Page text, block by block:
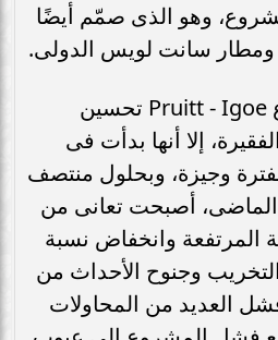
وهو الذى صمّم أيضًا
ومطار سانت لويس الدولى.
وقد استهدف مشروع Pruitt - Igoe تحسين
إلا أنها بدأت فى
بفترة وجيزة، وبحلول منتصف
الماضى، أصبحت تعانى من
المرتفعة وانخفاض نسبة
وجنوح الأحداث من
العديد من المحاولات